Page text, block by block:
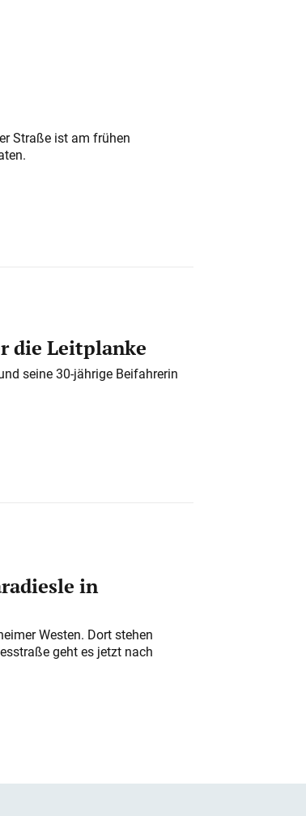
Straße ist am frühen
die Leitplanke
seine 30-jährige Beifahrerin
in
Westen. Dort stehen
geht es jetzt nach